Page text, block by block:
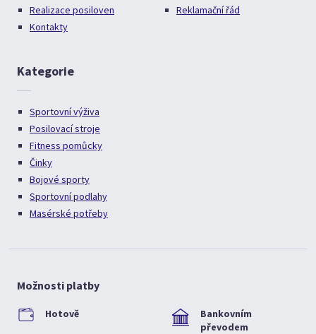
Realizace posiloven
Kontakty
Reklamační řád
Kategorie
Sportovní výživa
Posilovací stroje
Fitness pomůcky
Činky
Bojové sporty
Sportovní podlahy
Masérské potřeby
Možnosti platby
Hotově
Bankovním
převodem